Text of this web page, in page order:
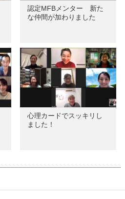
認定MFBメンター 新た
な仲間が加わりました
心理カードでスッキリし
ました！